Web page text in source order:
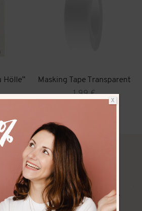
Hölle”
Masking Tape Transparent
1,99€
VIP CLUB
X